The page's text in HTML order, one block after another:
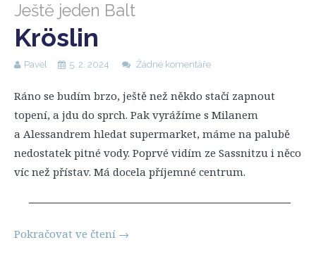
Ještě jeden Balt
Kröslin
Pavel 5. 2. 2024 Žádné komentáře
Ráno se budím brzo, ještě než někdo stačí zapnout
topení, a jdu do sprch. Pak vyrážíme s Milanem
a Alessandrem hledat supermarket, máme na palubě
nedostatek pitné vody. Poprvé vidím ze Sassnitzu i něco
víc než přístav. Má docela příjemné centrum.
Pokračovat ve čtení →